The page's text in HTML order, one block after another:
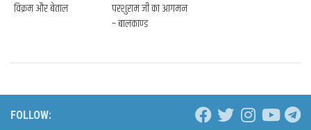
विक्रम और बेताल
परशुराम जी का आगमन
– बालकाण्ड
FOLLOW: